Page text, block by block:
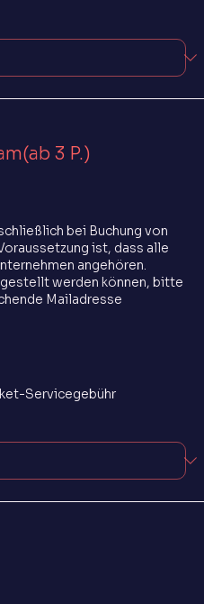
3 P.)
bei Buchung von
ist, dass alle
angehören.
werden können, bitte
Mailadresse
Servicegebühr